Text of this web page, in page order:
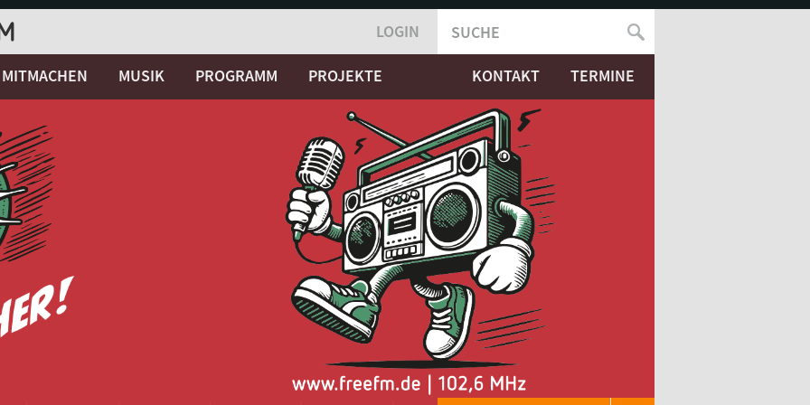
LOGIN
SUCHFORMULAR
SUCHE
MITMACHEN MUSIK PROGRAMM PROJEKTE KONTAKT TERMINE